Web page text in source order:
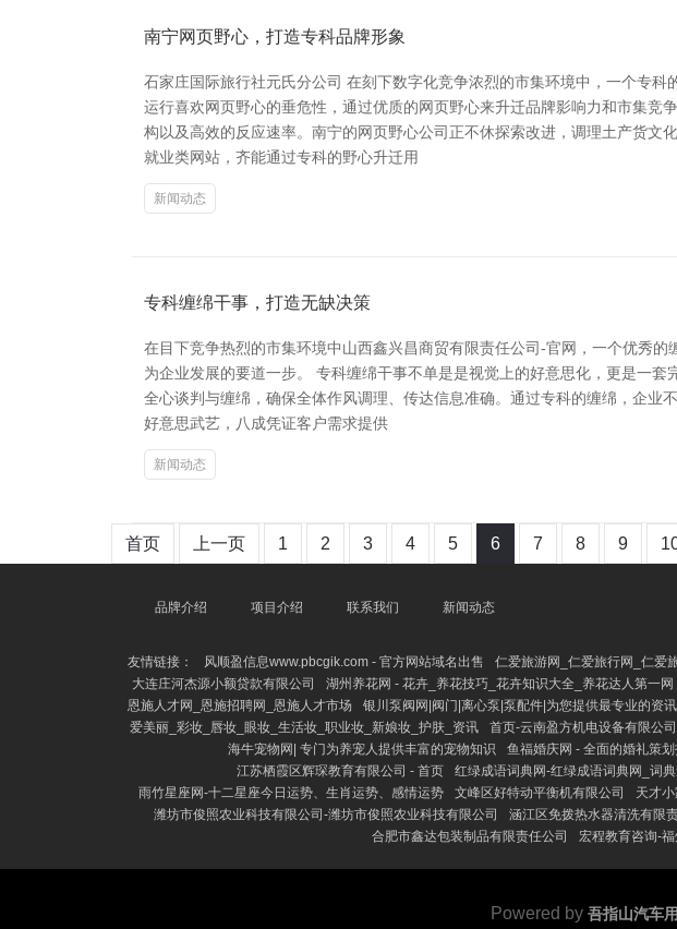
南宁网页野心，打造专科品牌形象
石家庄国际旅行社元氏分公司 在刻下数字化竞争浓烈的市集环境中，一个专
运行喜欢网页野心的垂危性，通过优质的网页野心来升迁品牌影响力和市集
构以及高效的反应速率。南宁的网页野心公司正不休探索改进，调理土产货
就业类网站，齐能通过专科的野心升迁用
新闻动态
专科缠绵干事，打造无缺决策
在目下竞争热烈的市集环境中山西鑫兴昌商贸有限责任公司-官网，一个优秀
为企业发展的要道一步。 专科缠绵干事不单是是视觉上的好意思化，更是一
全心谈判与缠绵，确保全体作风调理、传达信息准确。通过专科的缠绵，企
好意思武艺，八成凭证客户需求提供
新闻动态
首页 上一页 1 2 3 4 5 6 7 8 9
品牌介绍 项目介绍 联系我们 新闻动态
友情链接： 风顺盈信息www.pbcgik.com - 官方网站域名出售 仁爱旅游网_仁爱旅行网_仁爱
大连庄河杰源小额贷款有限公司
湖州养花网 - 花卉_养花技巧_花卉知识大全_养花达人第一网
恩施人才网_恩施招聘网_恩施人才市场
银川泵阀网|阀门|离心泵|泵配件|为您提供最专业的资
爱美丽_彩妆_唇妆_眼妆_生活妆_职业妆_新娘妆_护肤_资讯
首页-云南盈方机电设备有限公司
海牛宠物网| 专门为养宠人提供丰富的宠物知识
鱼福婚庆网 - 全面的婚礼策
江苏栖霞区辉琛教育有限公司 - 首页
红绿成语词典网-红绿成语词典网_词
雨竹星座网-十二星座今日运势、生肖运势、感情运势
文峰区好特动平衡机有限公司 天才
潍坊市俊照农业科技有限公司-潍坊市俊照农业科技有限公司
涵江区免拨热水器清洗有限
合肥市鑫达包装制品有限责任公司
宏程教育咨询-
Powered by 吾指山汽车